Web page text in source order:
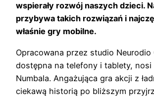
wspierały rozwój naszych dzieci.
przybywa takich rozwiązań i
właśnie gry mobilne.
Opracowana przez studio Neurodio
dostępna na telefony i tablety, nosi
Numbala. Angażująca gra akcji z
ciekawą historią po bliższym